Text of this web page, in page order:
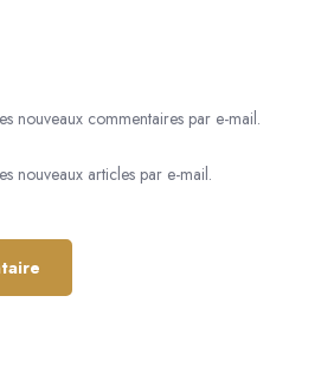
nouveaux commentaires par e-mail.
nouveaux articles par e-mail.